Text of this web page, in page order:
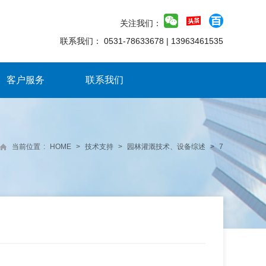
关注我们：
联系我们：
0531-78633678 | 13963461535
客户服务 联系我们
当前位置 : HOME > 技术支持 > 园林灌溉技术、设备综述 > 7